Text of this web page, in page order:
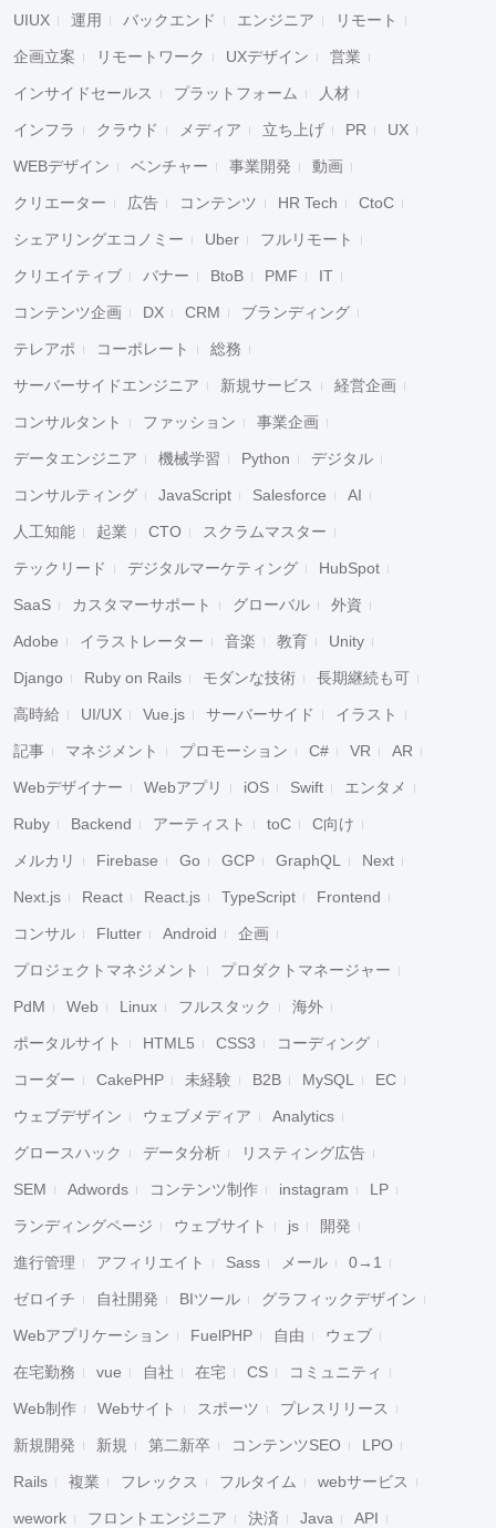
UIUX 運用 バックエンド エンジニア リモート
企画立案 リモートワーク UXデザイン 営業
インサイドセールス プラットフォーム 人材
インフラ クラウド メディア 立ち上げ PR UX
WEBデザイン ベンチャー 事業開発 動画
クリエーター 広告 コンテンツ HR Tech CtoC
シェアリングエコノミー Uber フルリモート
クリエイティブ バナー BtoB PMF IT
コンテンツ企画 DX CRM ブランディング
テレアポ コーポレート 総務
サーバーサイドエンジニア 新規サービス 経営企画
コンサルタント ファッション 事業企画
データエンジニア 機械学習 Python デジタル
コンサルティング JavaScript Salesforce AI
人工知能 起業 CTO スクラムマスター
テックリード デジタルマーケティング HubSpot
SaaS カスタマーサポート グローバル 外資
Adobe イラストレーター 音楽 教育 Unity
Django Ruby on Rails モダンな技術 長期継続も可
高時給 UI/UX Vue.js サーバーサイド イラスト
記事 マネジメント プロモーション C# VR AR
Webデザイナー Webアプリ iOS Swift エンタメ
Ruby Backend アーティスト toC C向け
メルカリ Firebase Go GCP GraphQL Next
Next.js React React.js TypeScript Frontend
コンサル Flutter Android 企画
プロジェクトマネジメント プロダクトマネージャー
PdM Web Linux フルスタック 海外
ポータルサイト HTML5 CSS3 コーディング
コーダー CakePHP 未経験 B2B MySQL EC
ウェブデザイン ウェブメディア Analytics
グロースハック データ分析 リスティング広告
SEM Adwords コンテンツ制作 instagram LP
ランディングページ ウェブサイト js 開発
進行管理 アフィリエイト Sass メール 0→1
ゼロイチ 自社開発 BIツール グラフィックデザイン
Webアプリケーション FuelPHP 自由 ウェブ
在宅勤務 vue 自社 在宅 CS コミュニティ
Web制作 Webサイト スポーツ プレスリリース
新規開発 新規 第二新卒 コンテンツSEO LPO
Rails 複業 フレックス フルタイム webサービス
wework フロントエンジニア 決済 Java API